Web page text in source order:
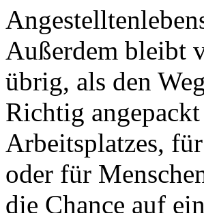
Außerdem bleibt
übrig, als den
Richtig
Arbeitsplatzes,
oder für
die Chance auf